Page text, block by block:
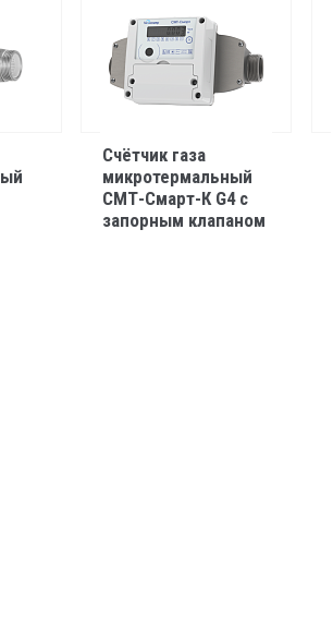
Счётчик газа
микротермальный
СМТ-Смарт-К G4 с
запорным клапаном